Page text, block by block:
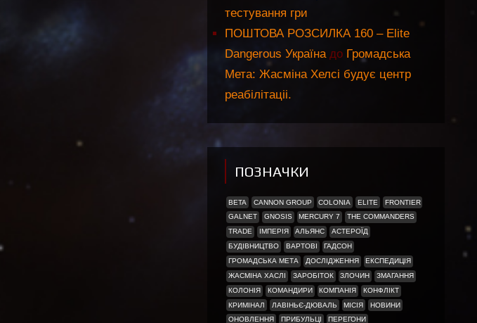
тестування гри
ПОШТОВА РОЗСИЛКА 160 – Elite
Dangerous Українадо Громадська
Мета: Жасміна Хелсі будує центр
реабілітаціі.
ПОЗНАЧКИ
BETA CANNON GROUP COLONIA ELITE
FRONTIER
GALNET
GNOSIS MERCURY 7
THE COMMANDERS
TRADE
ІМПЕРІЯ АЛЬЯНС
АСТЕРОЇД
БУДІВНИЦТВО
ВАРТОВІ
ГАДСОН
ГРОМАДСЬКА МЕТА
ДОСЛІДЖЕННЯ
ЕКСПЕДИЦІЯ
ЖАСМІНА ХАСЛІ
ЗАРОБІТОК ЗЛОЧИН
ЗМАГАННЯ
КОЛОНІЯ
КОМАНДИРИ КОМПАНІЯ
КОНФЛІКТ
КРИМІНАЛ
ЛАВІНЬЄ-ДЮВАЛЬ МІСІЯ
НОВИНИ
ОНОВЛЕННЯ
ПРИБУЛЬЦІ ПЕРЕГОНИ